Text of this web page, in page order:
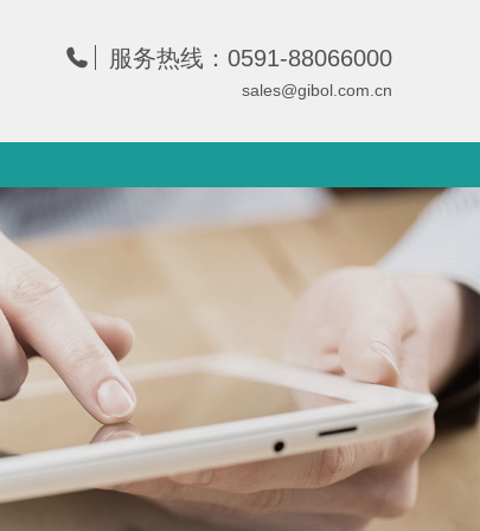
服务热线：0591-88066000
sales@gibol.com.cn